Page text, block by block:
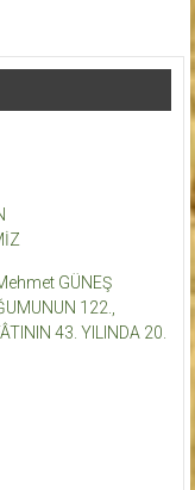
GÜNEŞ
122.,
43. YILINDA 20.